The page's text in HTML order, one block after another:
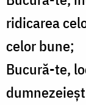
ridicarea
celor bune;
Bucură-te,